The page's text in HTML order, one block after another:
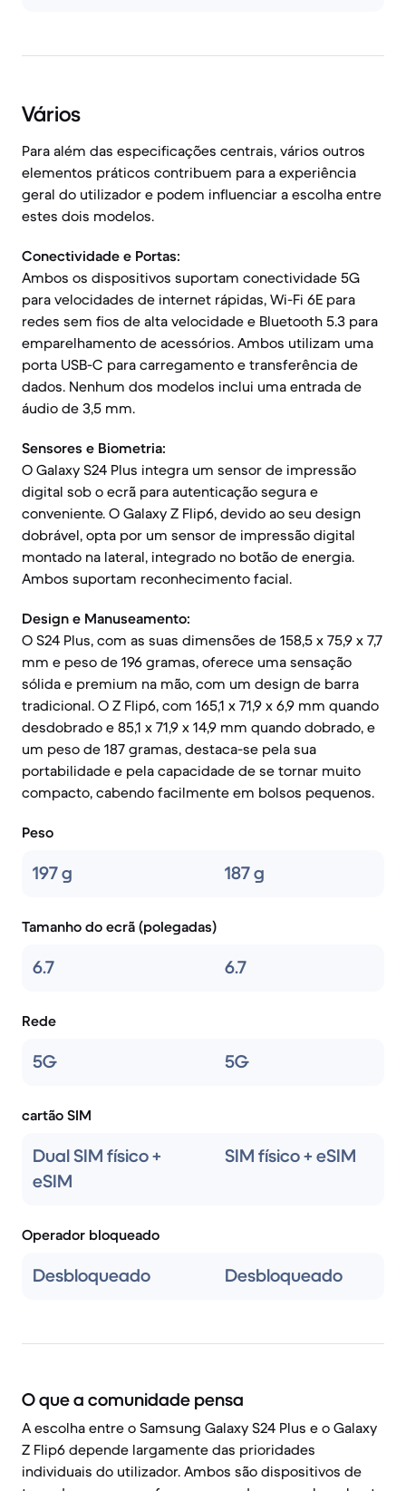
Vários
Para além das especificações centrais, vários outros
elementos práticos contribuem para a experiência
geral do utilizador e podem influenciar a escolha entre
estes dois modelos.
Conectividade e Portas:
Ambos os dispositivos suportam conectividade 5G
para velocidades de internet rápidas, Wi-Fi 6E para
redes sem fios de alta velocidade e Bluetooth 5.3 para
emparelhamento de acessórios. Ambos utilizam uma
porta USB-C para carregamento e transferência de
dados. Nenhum dos modelos inclui uma entrada de
áudio de 3,5 mm.
Sensores e Biometria:
O Galaxy S24 Plus integra um sensor de impressão
digital sob o ecrã para autenticação segura e
conveniente. O Galaxy Z Flip6, devido ao seu design
dobrável, opta por um sensor de impressão digital
montado na lateral, integrado no botão de energia.
Ambos suportam reconhecimento facial.
Design e Manuseamento:
O S24 Plus, com as suas dimensões de 158,5 x 75,9 x 7,7
mm e peso de 196 gramas, oferece uma sensação
sólida e premium na mão, com um design de barra
tradicional. O Z Flip6, com 165,1 x 71,9 x 6,9 mm quando
desdobrado e 85,1 x 71,9 x 14,9 mm quando dobrado, e
um peso de 187 gramas, destaca-se pela sua
portabilidade e pela capacidade de se tornar muito
compacto, cabendo facilmente em bolsos pequenos.
Peso
197 g 187 g
Tamanho do ecrã (polegadas)
6.7 6.7
Rede
5G 5G
cartão SIM
Dual SIM físico +
eSIM
SIM físico + eSIM
Operador bloqueado
Desbloqueado Desbloqueado
O que a comunidade pensa
A escolha entre o Samsung Galaxy S24 Plus e o Galaxy
Z Flip6 depende largamente das prioridades
individuais do utilizador. Ambos são dispositivos de